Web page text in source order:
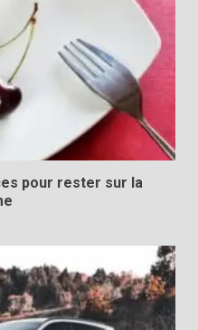
pour rester sur la